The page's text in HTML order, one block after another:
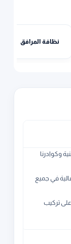
نظافة المرافق
وكوادرنا
في جميع
تركيب